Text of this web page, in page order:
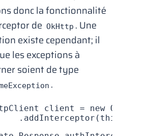
donc la fonctionnalité
de OkHttp . Une
existe cependant; il
les exceptions à
soient de type
.
client = new
.
addInterceptor ( this